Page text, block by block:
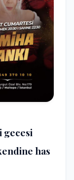
gecesi
has